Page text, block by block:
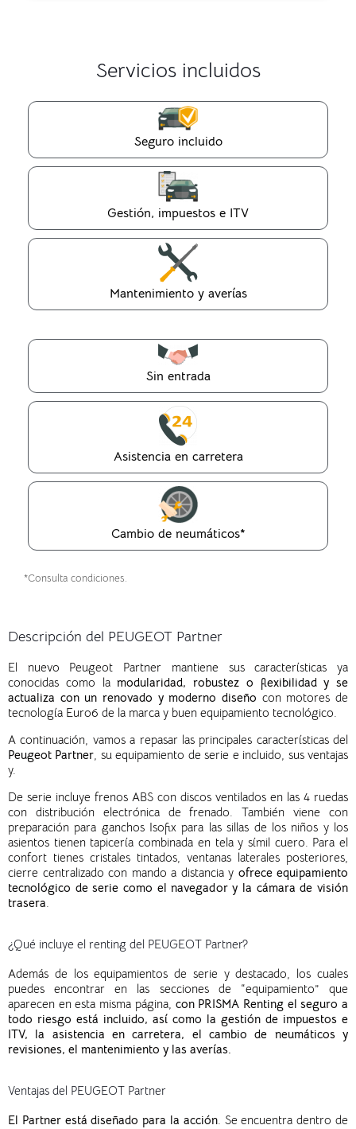
Servicios incluidos
Seguro incluido
Gestión, impuestos e ITV
Mantenimiento y averías
Sin entrada
Asistencia en carretera
Cambio de neumáticos*
*Consulta condiciones.
Descripción del PEUGEOT Partner
El nuevo Peugeot Partner mantiene sus características ya
conocidas como lamodularidad, robustez o flexibilidad y se
actualiza con un renovado y moderno diseño con motores de
tecnología Euro6 de la marca y buen equipamiento tecnológico.
A continuación, vamos a repasar las principales características del
Peugeot Partner , su equipamiento de serie e incluido, sus ventajas
y.
De serie incluye frenos ABS con discos ventilados en las 4 ruedas
con distribución electrónica de frenado. También viene con
preparación para ganchos Isofix para las sillas de los niños y los
asientos tienen tapicería combinada en tela y símil cuero. Para el
confort tienes cristales tintados, ventanas laterales posteriores,
cierre centralizado con mando a distancia y ofrece equipamiento
tecnológico de serie como el navegador y la cámara de visión
trasera
¿Qué incluye el renting del PEUGEOT Partner?
Además de los equipamientos de serie y destacado, los cuales
puedes encontrar en las secciones de “equipamiento” que
aparecen en esta misma página, con PRISMA Renting el seguro a
todo riesgo está incluido, así como la gestión de impuestos e
ITV, la asistencia en carretera, el cambio de neumáticos y
revisiones, el mantenimiento y las averías.
Ventajas del PEUGEOT Partner
El Partner está diseñado para la acción. Se encuentra dentro de